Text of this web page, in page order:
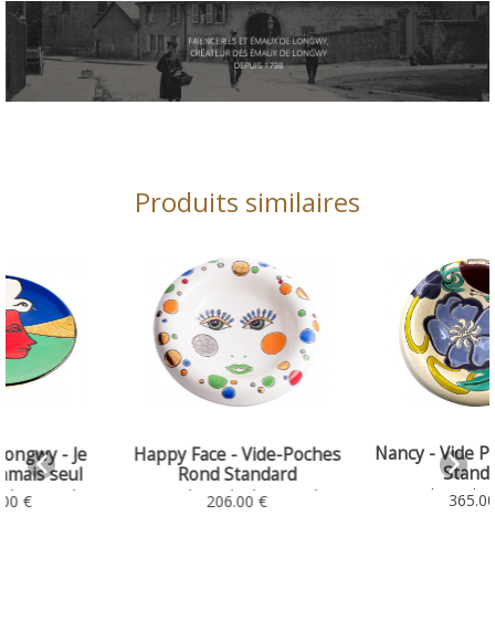
Produits similaires
Happy Face - Vide-Poches
Rond Standard
Rond Standard et Grand
Nancy - Vide Poches Rond
Rond Standard et Grand